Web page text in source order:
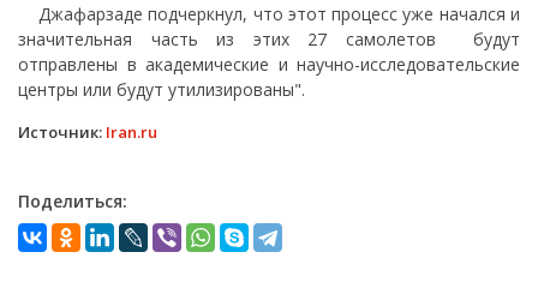
Джафарзаде подчеркнул, что этот процесс уже начался и
значительная часть из этих 27 самолетов будут
отправлены в академические и научно-исследовательские
центры или будут утилизированы".
Источник: Iran.ru
Поделиться: